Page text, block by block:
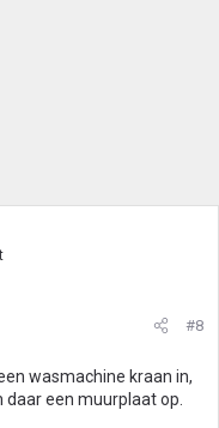
#8
wasmachine kraan in,
een muurplaat op.